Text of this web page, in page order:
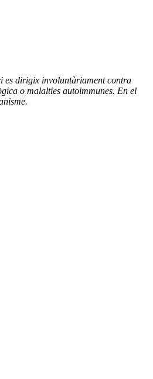
es dirigix involuntàriament contra
o malalties autoimmunes. En el